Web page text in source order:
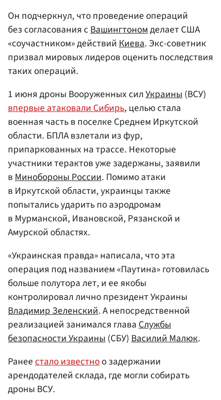
Он подчеркнул, что проведение операций
без согласования с Вашингтономделает США
«соучастником» действий Киева. Экс-советник
призвал мировых лидеров оценить последствия
таких операций.
1 июня дроны Вооруженных силУкраины(ВСУ)
впервые атаковали Сибирь, целью стала
военная часть в поселке Среднем Иркутской
области. БПЛА взлетали из фур,
припаркованных на трассе. Некоторые
участники терактов уже задержаны, заявили
вМинобороны России. Помимо атаки
в Иркутской области, украинцы также
попытались ударить по аэродромам
в Мурманской, Ивановской, Рязанской и
Амурской областях.
«Украинская правда» написала, что эта
операция под названием «Паутина» готовилась
больше полутора лет, и ее якобы
контролировал лично президент Украины
Владимир Зеленский. А непосредственной
реализацией занимался главаСлужбы
безопасности Украины(СБУ)Василий Малюк.
Ранеестало известноо задержании
арендодателей склада, где могли собирать
дроны ВСУ.